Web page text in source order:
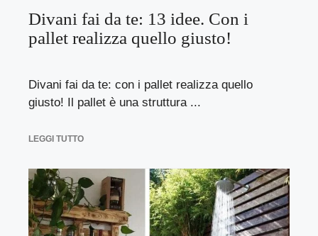
Divani fai da te: 13 idee. Con i
pallet realizza quello giusto!
Divani fai da te: con i pallet realizza quello
giusto! Il pallet è una struttura ...
LEGGI TUTTO